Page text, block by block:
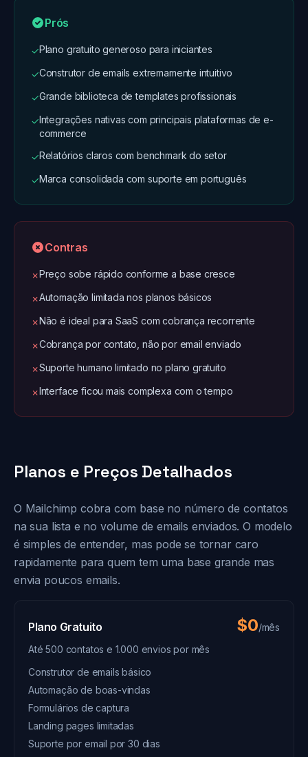
Prós
✓Plano gratuito generoso para iniciantes
✓Construtor de emails extremamente intuitivo
✓Grande biblioteca de templates profissionais
✓Integrações nativas com principais plataformas de e-
commerce
✓Relatórios claros com benchmark do setor
✓Marca consolidada com suporte em português
Contras
✗Preço sobe rápido conforme a base cresce
✗Automação limitada nos planos básicos
✗Não é ideal para SaaS com cobrança recorrente
✗Cobrança por contato, não por email enviado
✗Suporte humano limitado no plano gratuito
✗Interface ficou mais complexa com o tempo
Planos e Preços Detalhados
O Mailchimp cobra com base no número de contatos
na sua lista e no volume de emails enviados. O modelo
é simples de entender, mas pode se tornar caro
rapidamente para quem tem uma base grande mas
envia poucos emails.
Plano Gratuito $0/mês
Até 500 contatos e 1.000 envios por mês
Construtor de emails básico
Automação de boas-vindas
Formulários de captura
Landing pages limitadas
Suporte por email por 30 dias